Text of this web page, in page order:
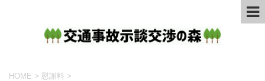
HOME > 慰謝料 >